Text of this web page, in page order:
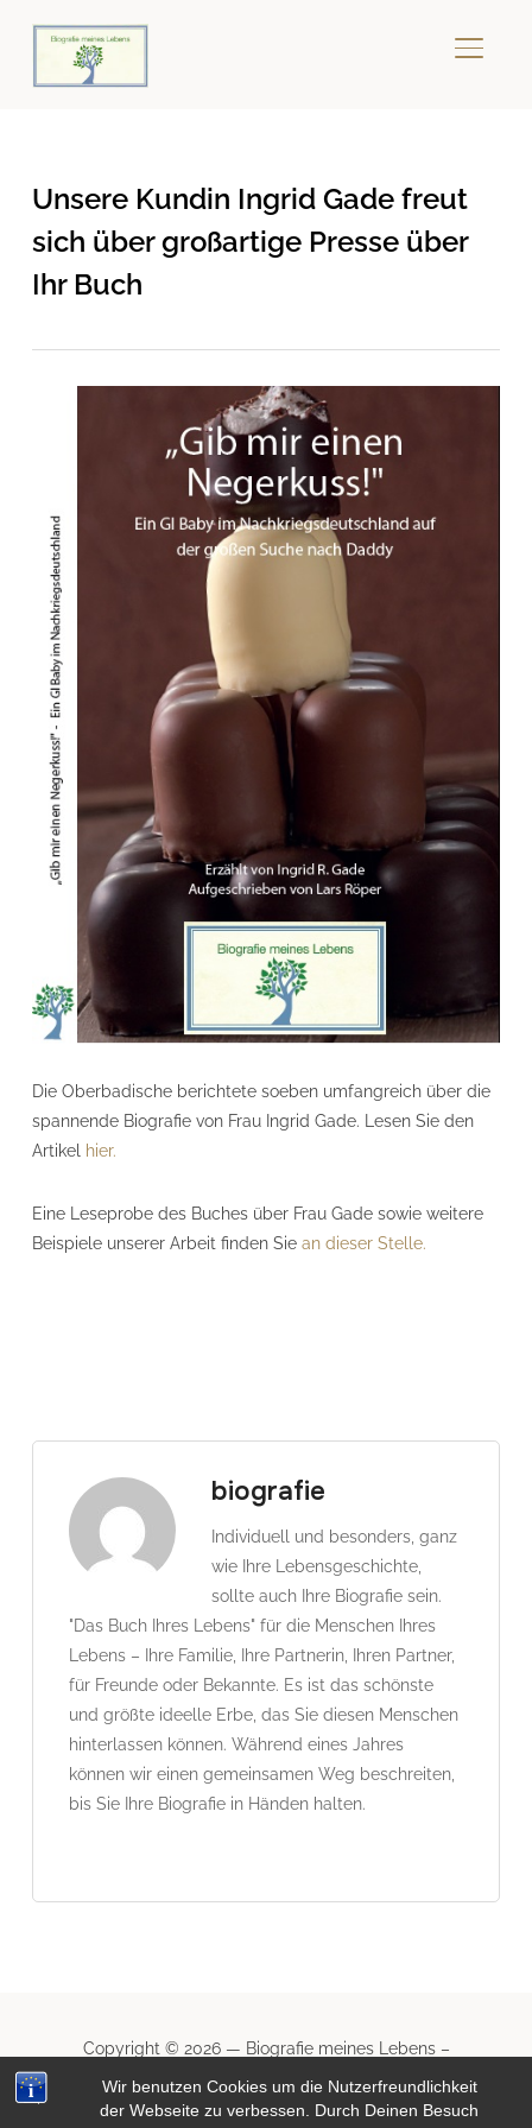
Wir benutzen Cookies um die Nutzerfreundlichkeit
der Webseite zu verbessen. Durch Deinen Besuch
Unsere Kundin Ingrid Gade freut
sich über großartige Presse über
Ihr Buch
Die Oberbadische berichtete soeben umfangreich über die
spannende Biografie von Frau Ingrid Gade. Lesen Sie den
Artikel hier.
Eine Leseprobe des Buches über Frau Gade sowie weitere
Beispiele unserer Arbeit finden Sie an dieser Stelle.
biografie
Individuell und besonders, ganz
wie Ihre Lebensgeschichte,
sollte auch Ihre Biografie sein.
"Das Buch Ihres Lebens" für die Menschen Ihres
Lebens – Ihre Familie, Ihre Partnerin, Ihren Partner,
für Freunde oder Bekannte. Es ist das schönste
und größte ideelle Erbe, das Sie diesen Menschen
hinterlassen können. Während eines Jahres
können wir einen gemeinsamen Weg beschreiten,
bis Sie Ihre Biografie in Händen halten.
Copyright © 2026 — Biografie meines Lebens –
Schriftsteller / Ghostwriter schreibt Ihre Biografie /
Lebensgeschichte